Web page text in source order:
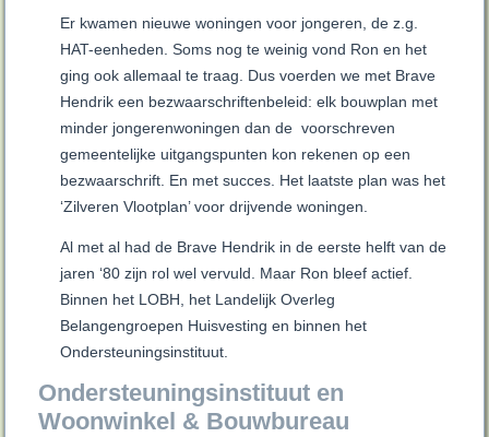
Er kwamen nieuwe woningen voor jongeren, de z.g.
HAT-eenheden. Soms nog te weinig vond Ron en het
ging ook allemaal te traag. Dus voerden we met Brave
Hendrik een bezwaarschriftenbeleid: elk bouwplan met
minder jongerenwoningen dan de voorschreven
gemeentelijke uitgangspunten kon rekenen op een
bezwaarschrift. En met succes. Het laatste plan was het
‘Zilveren Vlootplan’ voor drijvende woningen.
Al met al had de Brave Hendrik in de eerste helft van de
jaren ‘80 zijn rol wel vervuld. Maar Ron bleef actief.
Binnen het LOBH, het Landelijk Overleg
Belangengroepen Huisvesting en binnen het
Ondersteuningsinstituut.
Ondersteuningsinstituut en
Woonwinkel & Bouwbureau